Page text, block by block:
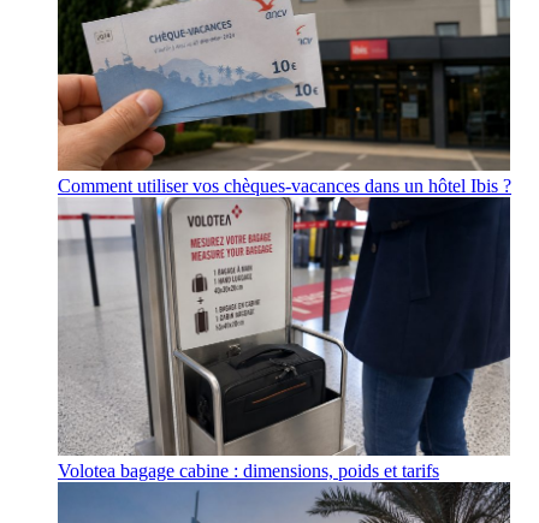
Comment utiliser vos chèques-vacances dans un hôtel Ibis ?
Volotea bagage cabine : dimensions, poids et tarifs